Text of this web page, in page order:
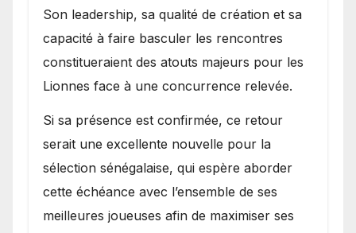
Son leadership, sa qualité de création et sa
capacité à faire basculer les rencontres
constitueraient des atouts majeurs pour les
Lionnes face à une concurrence relevée.
Si sa présence est confirmée, ce retour
serait une excellente nouvelle pour la
sélection sénégalaise, qui espère aborder
cette échéance avec l’ensemble de ses
meilleures joueuses afin de maximiser ses